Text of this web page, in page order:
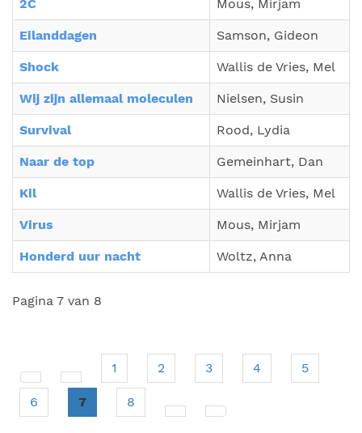
2C Mous, Mirjam
Eilanddagen Samson, Gideon
Shock Wallis de Vries, Mel
Wij zijn allemaal moleculen Nielsen, Susin
Survival Rood, Lydia
Naar de top Gemeinhart, Dan
Kil Wallis de Vries, Mel
Virus Mous, Mirjam
Honderd uur nacht Woltz, Anna
Pagina 7 van 8
1 2 3 4 5
6 7 8